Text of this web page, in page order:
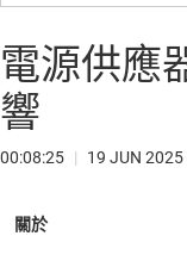
電源供應
響
00:08:25 | 19 JUN 2025